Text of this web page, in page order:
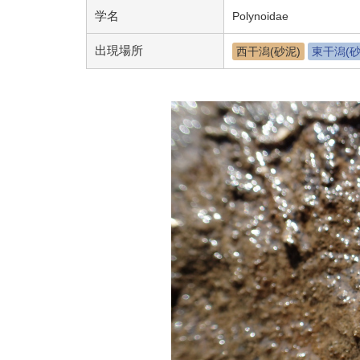
学名 Polynoidae
出現場所 西干潟(砂泥) 東干潟(